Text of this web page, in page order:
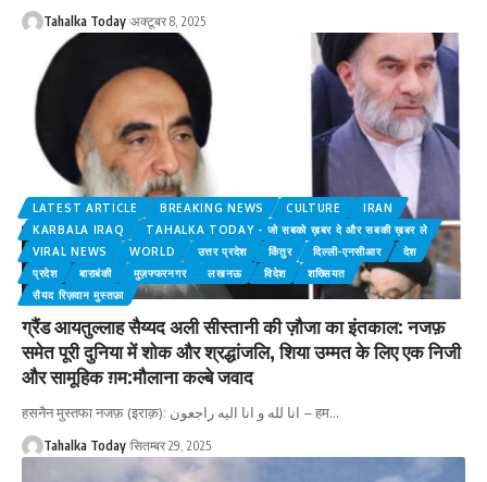
Tahalka Today अक्टूबर 8, 2025
LATEST ARTICLE BREAKING NEWS CULTURE
IRAN
KARBALA IRAQ
TAHALKA TODAY - जो सबको ख़बर दे और सबकी ख़बर ले
VIRAL NEWS
WORLD उत्तर प्रदेश किंतुर दिल्ली-एनसीआर
देश
प्रदेश
बाराबंकी मुज़फ्फरनगर लखनऊ विदेश
शख्सियत
सैयद रिज़वान मुस्तफ़ा
ग्रैंड आयतुल्लाह सैय्यद अली सीस्तानी की ज़ौजा का इंतकाल: नजफ़
समेत पूरी दुनिया में शोक और श्रद्धांजलि, शिया उम्मत के लिए एक निजी
और सामूहिक ग़म:मौलाना कल्बे जवाद
हसनैन मुस्तफा नजफ़ (इराक़): انا لله و انا اليه راجعون – हम…
Tahalka Today सितम्बर 29, 2025